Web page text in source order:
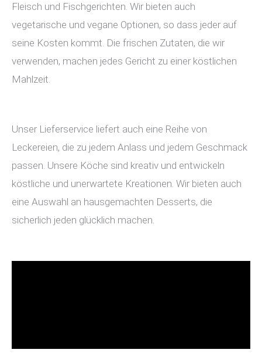
Fleisch und Fischgerichten. Wir bieten auch
vegetarische und vegane Optionen, so dass jeder auf
seine Kosten kommt. Die frischen Zutaten, die wir
verwenden, machen jedes Gericht zu einer köstlichen
Mahlzeit.
Unser Lieferservice liefert auch eine Reihe von
Leckereien, die zu jedem Anlass und jedem Geschmack
passen. Unsere Köche sind kreativ und entwickeln
köstliche und unerwartete Kreationen. Wir bieten auch
eine Auswahl an hausgemachten Desserts, die
sicherlich jeden glücklich machen.